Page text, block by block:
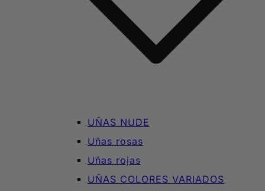
UÑAS NUDE
Uñas rosas
Uñas rojas
UÑAS COLORES VARIADOS